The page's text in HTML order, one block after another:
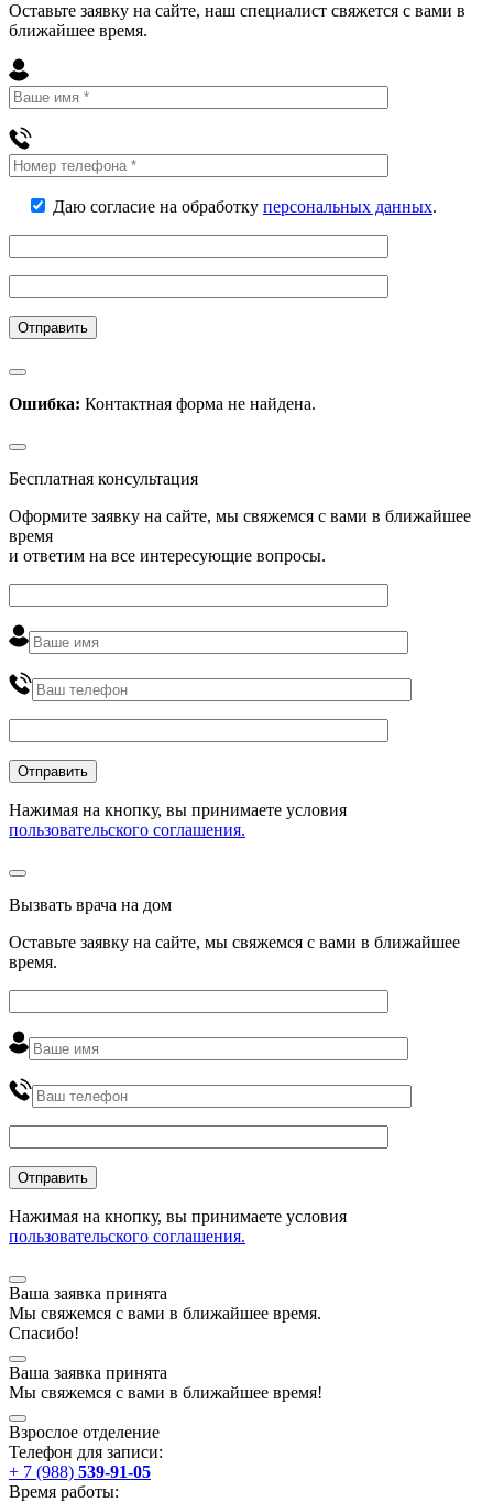
Оставьте заявку на сайте, наш специалист свяжется с вами в
ближайшее время.
Даю согласие на обработку персональных данных.
Ошибка: Контактная форма не найдена.
Бесплатная консультация
Оформите заявку на сайте, мы свяжемся с вами в ближайшее
время
и ответим на все интересующие вопросы.
Нажимая на кнопку, вы принимаете условия
пользовательского соглашения.
Вызвать врача на дом
Оставьте заявку на сайте, мы свяжемся с вами в ближайшее
время.
Нажимая на кнопку, вы принимаете условия
пользовательского соглашения.
Ваша заявка принята
Мы свяжемся с вами в ближайшее время.
Спасибо!
Ваша заявка принята
Мы свяжемся с вами в ближайшее время!
Взрослое отделение
Телефон для записи:
+ 7 (988) 539-91-05
Время работы: